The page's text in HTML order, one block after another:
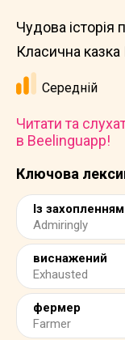
Ключова
Із захопленням
Admiringly
виснажений
Exhausted
фермер
Farmer
Чудова історія
Класична казка
Середній
Читати та
в Beelinguapp!